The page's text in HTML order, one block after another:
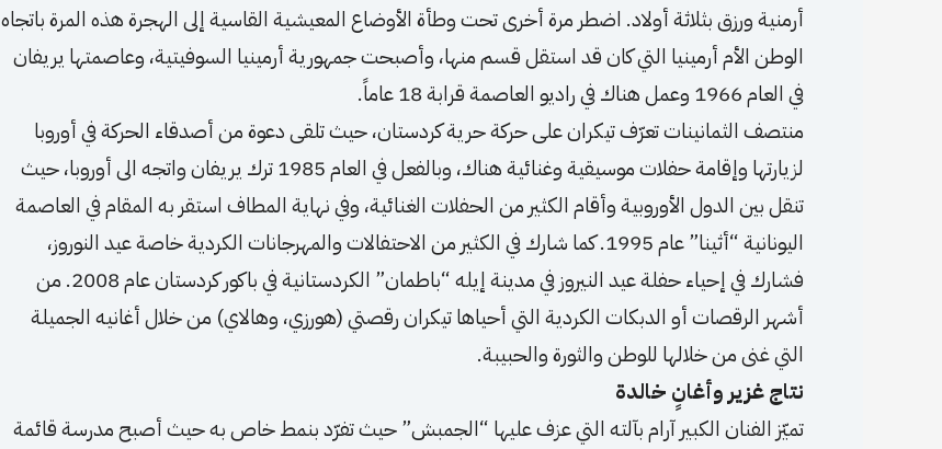
أرمنية ورزق بثلاثة أولاد. اضطر مرة أخرى تحت وطأة الأوضاع المعيشية القاسية إلى الهجرة هذه المرة باتجاه
الوطن الأم أرمينيا التي كان قد استقل قسم منها، وأصبحت جمهورية أرمينيا السوفيتية، وعاصمتها يريفان
في العام 1966 وعمل هناك في راديو العاصمة قرابة 18 عاماً.
منتصف الثمانينات تعرّف تيكران على حركة حرية كردستان، حيث تلقى دعوة من أصدقاء الحركة في أوروبا
لزيارتها وإقامة حفلات موسيقية وغنائية هناك، وبالفعل في العام 1985 ترك يريفان واتجه الى أوروبا، حيث
تنقل بين الدول الأوروبية وأقام الكثير من الحفلات الغنائية، وفي نهاية المطاف استقر به المقام في العاصمة
اليونانية “أثينا” عام 1995. كما شارك في الكثير من الاحتفالات والمهرجانات الكردية خاصة عيد النوروز،
فشارك في إحياء حفلة عيد النيروز في مدينة إيله “باطمان” الكردستانية في باكور كردستان عام 2008. من
أشهر الرقصات أو الدبكات الكردية التي أحياها تيكران رقصتي (هورزي، وهالاي) من خلال أغانيه الجميلة
التي غنى من خلالها للوطن والثورة والحبيبة.
نتاج غزير وأغانٍ خالدة
تميّز الفنان الكبير آرام بآلته التي عزف عليها “الجمبش” حيث تفرّد بنمط خاص به حيث أصبح مدرسة قائمة